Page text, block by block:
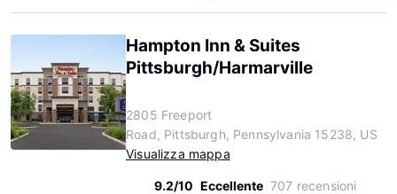
Hampton Inn & Suites
Pittsburgh/Harmarville
2805 Freeport
Road, Pittsburgh, Pennsylvania 15238, US
Visualizza mappa
9.2/10 Eccellente 707 recensioni